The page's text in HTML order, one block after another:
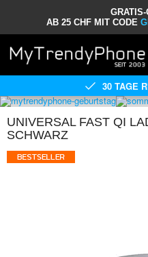
AB 25 CHF MIT CODE
30 TAGE
UNIVERSAL FAST QI
SCHWARZ